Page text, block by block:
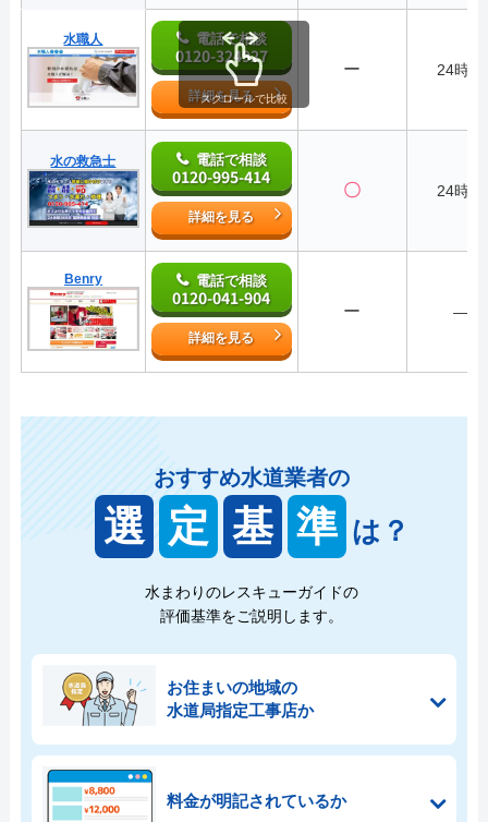
水職人 電話で相談
0120-324927
詳細を見る
ー 24時間
水の救急士 電話で相談
0120-995-414
詳細を見る
〇 24時間
Benry 電話で相談
0120-041-904
詳細を見る
ー ―
スクロールで比較
おすすめ水道業者の
選 定 基 準 は？
水まわりのレスキューガイドの
評価基準をご説明します。
お住まいの地域の
水道局指定工事店か
料金が明記されているか